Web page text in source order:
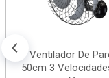
Ventilador De
50cm 3